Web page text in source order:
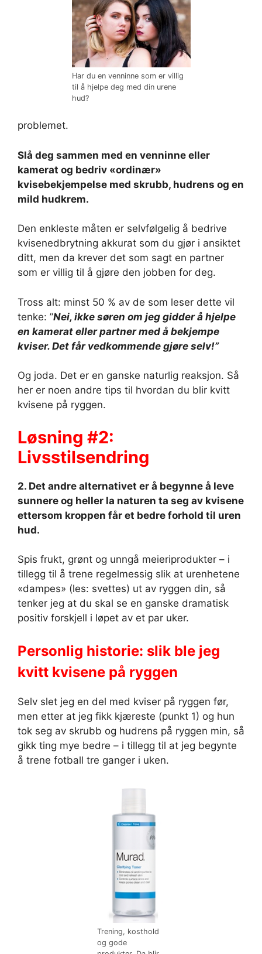
Har du en venninne som er villig
til å hjelpe deg med din urene
hud?
problemet.
Slå deg sammen med en venninne eller
kamerat og bedriv «ordinær»
kvisebekjempelse med skrubb, hudrens og en
mild hudkrem.
Den enkleste måten er selvfølgelig å bedrive
kvisenedbrytning akkurat som du gjør i ansiktet
ditt, men da krever det som sagt en partner
som er villig til å gjøre den jobben for deg.
Tross alt: minst 50 % av de som leser dette vil
tenke: ”Nei, ikke søren om jeg gidder å hjelpe
en kamerat eller partner med å bekjempe
kviser. Det får vedkommende gjøre selv!”
Og joda. Det er en ganske naturlig reaksjon. Så
her er noen andre tips til hvordan du blir kvitt
kvisene på ryggen.
Løsning #2:
Livsstilsendring
2. Det andre alternativet er å begynne å leve
sunnere og heller la naturen ta seg av kvisene
ettersom kroppen får et bedre forhold til uren
hud.
Spis frukt, grønt og unngå meieriprodukter – i
tillegg til å trene regelmessig slik at urenhetene
«dampes» (les: svettes) ut av ryggen din, så
tenker jeg at du skal se en ganske dramatisk
positiv forskjell i løpet av et par uker.
Personlig historie: slik ble jeg
kvitt kvisene på ryggen
Selv slet jeg en del med kviser på ryggen før,
men etter at jeg fikk kjæreste (punkt 1) og hun
tok seg av skrubb og hudrens på ryggen min, så
gikk ting mye bedre – i tillegg til at jeg begynte
å trene fotball tre ganger i uken.
Trening, kosthold
og gode